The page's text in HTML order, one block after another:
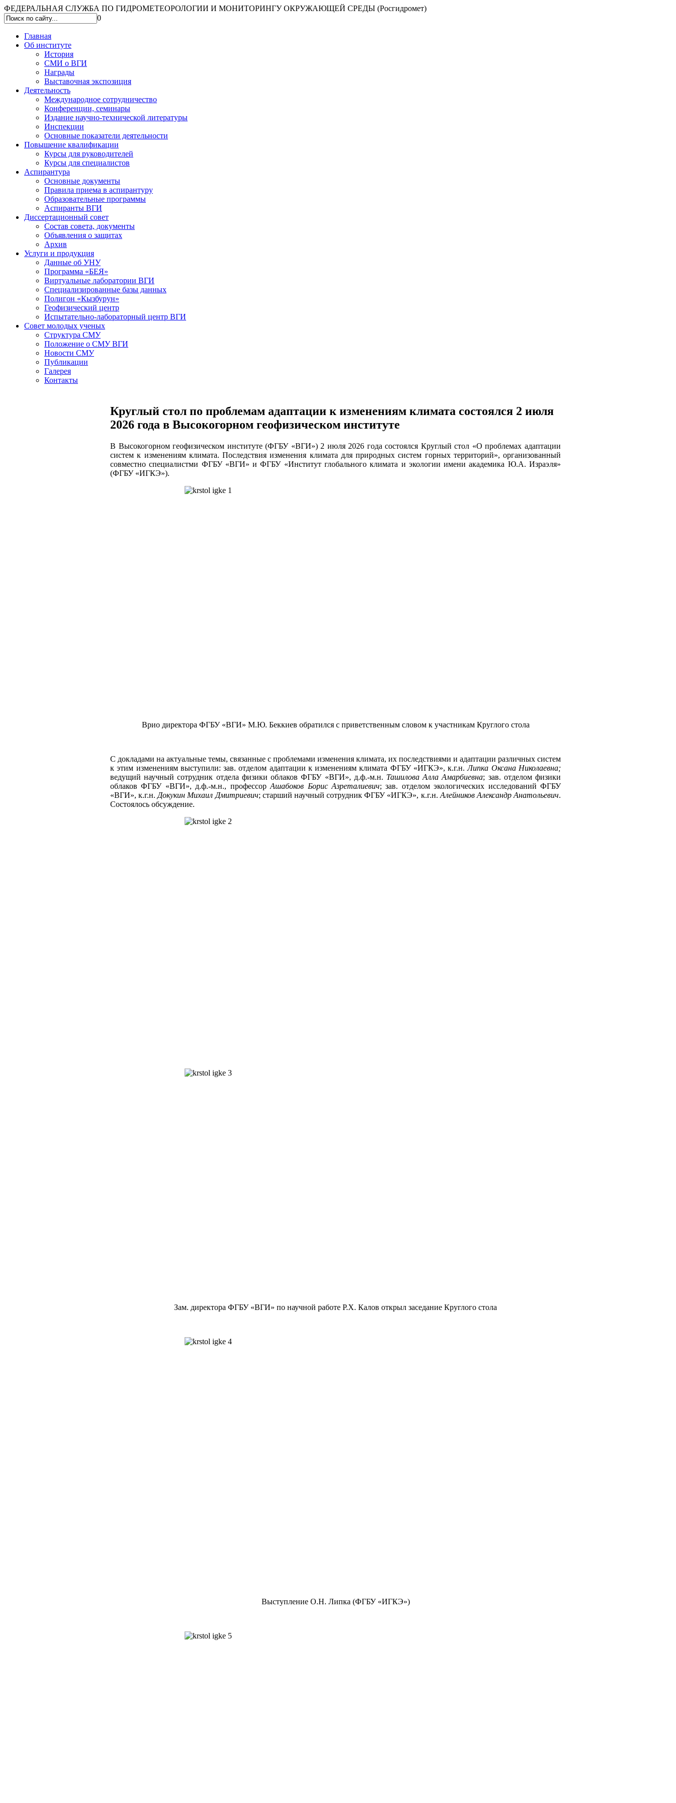
ФЕДЕРАЛЬНАЯ СЛУЖБА ПО ГИДРОМЕТЕОРОЛОГИИ И МОНИТОРИНГУ ОКРУЖАЮЩЕЙ СРЕДЫ (Росгидромет)
0
Главная
Об институте
История
СМИ о ВГИ
Награды
Выставочная экспозиция
Деятельность
Международное сотрудничество
Конференции, семинары
Издание научно-технической литературы
Инспекции
Основные показатели деятельности
Повышение квалификации
Курсы для руководителей
Курсы для специалистов
Аспирантура
Основные документы
Правила приема в аспирантуру
Образовательные программы
Аспиранты ВГИ
Диссертационный совет
Состав совета, документы
Объявления о защитах
Архив
Услуги и продукция
Данные об УНУ
Программа «БЕЯ»
Виртуальные лаборатории ВГИ
Специализированные базы данных
Полигон «Кызбурун»
Геофизический центр
Испытательно-лабораторный центр ВГИ
Совет молодых ученых
Структура СМУ
Положение о СМУ ВГИ
Новости СМУ
Публикации
Галерея
Контакты
Круглый стол по проблемам адаптации к изменениям климата состоялся 2 июля
2026 года в Высокогорном геофизическом институте
В Высокогорном геофизическом институте (ФГБУ «ВГИ») 2 июля 2026 года состоялся Круглый стол «О проблемах адаптации
систем к изменениям климата. Последствия изменения климата для природных систем горных территорий», организованный
совместно специалистми ФГБУ «ВГИ» и ФГБУ «Институт глобального климата и экологии имени академика Ю.А. Израэля»
(ФГБУ «ИГКЭ»).
Врио директора ФГБУ «ВГИ» М.Ю. Беккиев обратился с приветственным словом к участникам Круглого стола
С докладами на актуальные темы, связанные с проблемами изменения климата, их последствиями и адаптации различных систем
к этим изменениям выступили: зав. отделом адаптации к изменениям климата ФГБУ «ИГКЭ», к.г.н.Липка Оксана Николаевна;
ведущий научный сотрудник отдела физики облаков ФГБУ «ВГИ», д.ф.-м.н. Ташилова Алла Амарбиевна; зав. отделом физики
облаков ФГБУ «ВГИ», д.ф.-м.н., профессорАшабоков Борис Азреталиевич; зав. отделом экологических исследований ФГБУ
«ВГИ», к.г.н. Докукин Михаил Дмитриевич; старший научный сотрудник ФГБУ «ИГКЭ», к.г.н. Алейников Александр Анатольевич.
Состоялось обсуждение.
Зам. директора ФГБУ «ВГИ» по научной работе Р.Х. Калов открыл заседание Круглого стола
Выступление О.Н. Липка (ФГБУ «ИГКЭ»)